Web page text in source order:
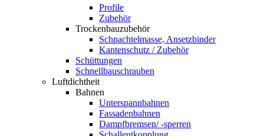
Profile
Zubehör
Trockenbauzubehör
Schpachtelmasse, Ansetzbinder
Kantenschutz / Zubehör
Schüttungen
Schnellbauschrauben
Luftdichtheit
Bahnen
Unterspannbahnen
Fassadenbahnen
Dampfbremsen/ -sperren